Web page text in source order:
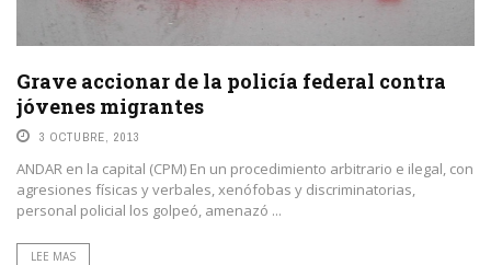
Grave accionar de la policía federal contra
jóvenes migrantes
3 OCTUBRE, 2013
ANDAR en la capital (CPM) En un procedimiento arbitrario e ilegal, con
agresiones físicas y verbales, xenófobas y discriminatorias,
personal policial los golpeó, amenazó ...
LEE MAS